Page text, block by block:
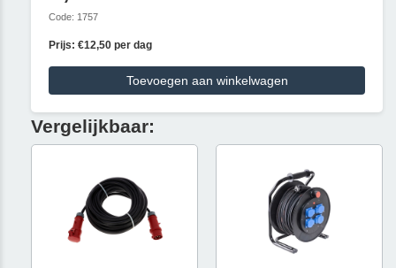
Code: 1757
Prijs: €12,50 per dag
Toevoegen aan winkelwagen
Vergelijkbaar: